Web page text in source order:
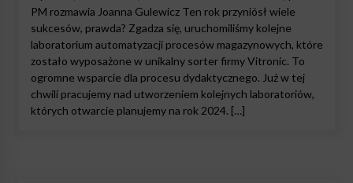
PM rozmawia Joanna Gulewicz Ten rok przyniósł wiele
sukcesów, prawda? Zgadza się, uruchomiliśmy kolejne
laboratorium automatyzacji procesów magazynowych, które
zostało wyposażone w unikalny sorter firmy Vitronic. To
ogromne wsparcie dla procesu dydaktycznego. Już w tej
chwili pracujemy nad utworzeniem kolejnych laboratoriów,
których otwarcie planujemy na rok 2024. […]